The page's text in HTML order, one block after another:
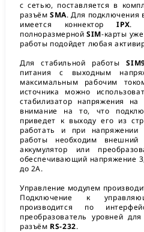
с сетью, поставляется в
разъёмSMA. Для подключения
имеется коннекторIPX.
полноразмернойSIM-карты
работы подойдет любая
Для стабильной работы
питания с выходным
максимальным рабочим
источника можно
стабилизатор напряжения на
внимание на то, что
приведет к выходу его из
работать и при
работы необходим внешний
аккумулятор или
обеспечивающий напряжение
до 2A.
Управление модулем
Подключение к
производится по
преобразователь уровней
разъём RS-232.